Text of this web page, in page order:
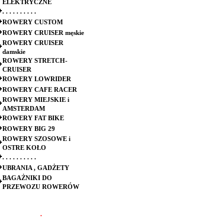
ELEKTRYCZNE
. . . . . . . . . .
ROWERY CUSTOM
ROWERY CRUISER męskie
ROWERY CRUISER
damskie
ROWERY STRETCH-
CRUISER
ROWERY LOWRIDER
ROWERY CAFE RACER
ROWERY MIEJSKIE i
AMSTERDAM
ROWERY FAT BIKE
ROWERY BIG 29
ROWERY SZOSOWE i
OSTRE KOŁO
. . . . . . . . . .
UBRANIA , GADŻETY
BAGAŻNIKI DO
PRZEWOZU ROWERÓW
.